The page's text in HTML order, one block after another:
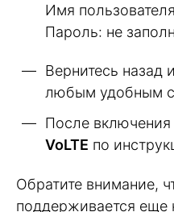
Имя
Пароль: не
Вернитесь назад и
любым удобным
После включения
VoLTE по
Обратите внимание,
поддерживается еще